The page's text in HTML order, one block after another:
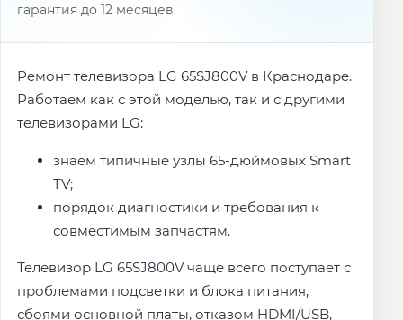
гарантия до 12 месяцев.
Ремонт телевизора LG 65SJ800V в Краснодаре.
Работаем как с этой моделью, так и с другими
телевизорами LG:
знаем типичные узлы 65-дюймовых Smart
TV;
порядок диагностики и требования к
совместимым запчастям.
Телевизор LG 65SJ800V чаще всего поступает с
проблемами подсветки и блока питания,
сбоями основной платы, отказом HDMI/USB,